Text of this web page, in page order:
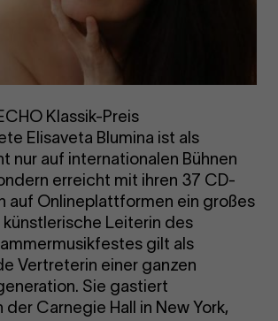
Klassik-Preis
Elisaveta Blumina ist als
nur auf internationalen Bühnen
erreicht mit ihren 37 CD-
auf Onlineplattformen ein großes
künstlerische Leiterin des
gilt als
Vertreterin einer ganzen
Sie gastiert
Carnegie Hall in New York,